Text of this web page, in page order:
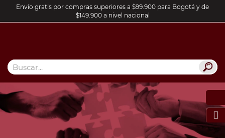
Envío gratis por compras superiores a $99.900 para Bogotá y de
$149.900 a nivel nacional
